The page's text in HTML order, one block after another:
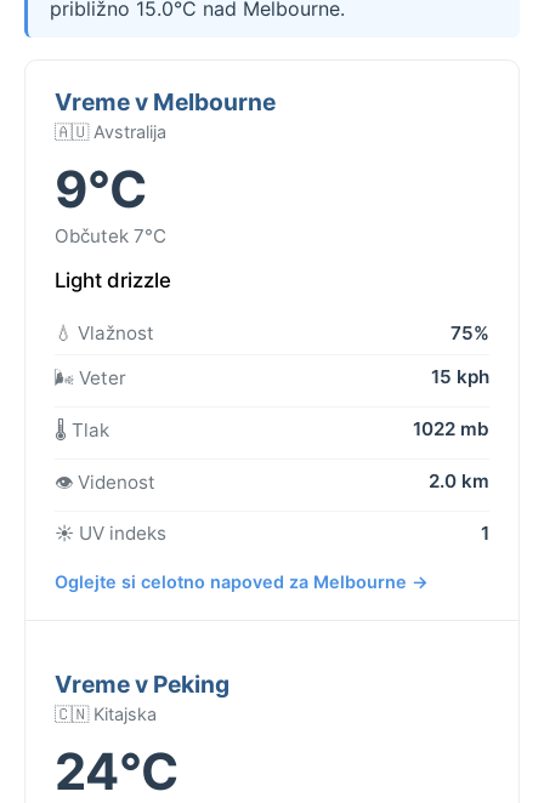
približno 15.0°C nad Melbourne.
Vreme v Melbourne
🇦🇺 Avstralija
9°C
Občutek 7°C
Light drizzle
💧 Vlažnost
75%
🌬️ Veter
15 kph
🌡️ Tlak 1022 mb
👁️ Videnost 2.0 km
☀️ UV indeks 1
Oglejte si celotno napoved za Melbourne →
Vreme v Peking
🇨🇳 Kitajska
24°C